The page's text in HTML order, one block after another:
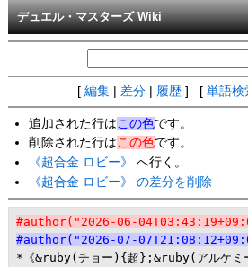
デュエル・マスターズ Wiki
[ 編集 差分 履歴 ] [ 単語検
追加された行は この色です。
削除された行はこの色です。
《超合金 ロビー》
へ行く。
《超合金 ロビー》 の差分を削除
#author("2026-06-
#author("2026-07-
*《&ruby(チョー){超};&ruby(アルケ